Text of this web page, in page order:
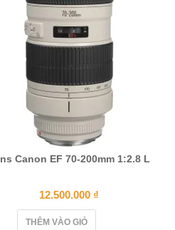
Canon EF 70-200mm 1:2.8 L
12.500.000 ₫
THÊM VÀO GIỎ